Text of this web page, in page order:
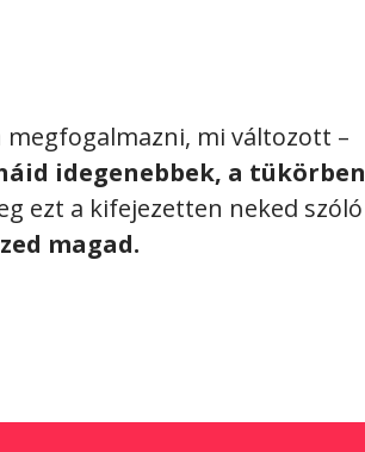
mi változott –
idegenebbek, a tükörben
ezt a kifejezetten neked szóló
magad.